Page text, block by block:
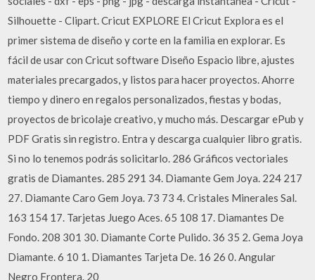
Silhouette - Clipart. Cricut EXPLORE El Cricut Explora es el
primer sistema de diseño y corte en la familia en explorar. Es
fácil de usar con Cricut software Diseño Espacio libre, ajustes
materiales precargados, y listos para hacer proyectos. Ahorre
tiempo y dinero en regalos personalizados, fiestas y bodas,
proyectos de bricolaje creativo, y mucho más. Descargar ePub y
PDF Gratis sin registro. Entra y descarga cualquier libro gratis.
Si no lo tenemos podrás solicitarlo. 286 Gráficos vectoriales
gratis de Diamantes. 285 291 34. Diamante Gem Joya. 224 217
27. Diamante Caro Gem Joya. 73 73 4. Cristales Minerales Sal.
163 154 17. Tarjetas Juego Aces. 65 108 17. Diamantes De
Fondo. 208 301 30. Diamante Corte Pulido. 36 35 2. Gema Joya
Diamante. 6 10 1. Diamantes Tarjeta De. 16 26 0. Angular
Negro Frontera. 20